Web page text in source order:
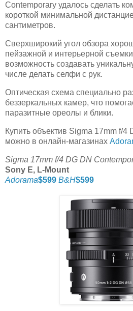
Contemporary удалось сделать
короткой минимальной
сантиметров.
Сверхширокий угол обзора
пейзажной и интерьерной
возможность создавать
числе делать селфи с рук.
Оптическая схема специально
беззеркальных камер, что
паразитные ореолы и блики.
Купить объектив Sigma 17mm f/4
можно в онлайн-магазинах
Sigma 17mm f/4 DG DN
Sony E, L-Mount
Adorama$599 B&H$599